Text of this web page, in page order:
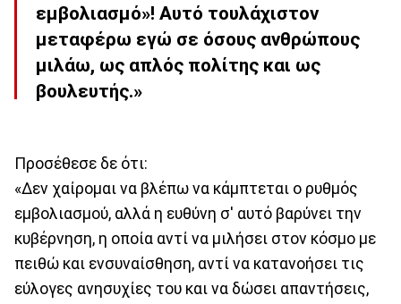
εμβολιασμό»! Αυτό τουλάχιστον
μεταφέρω εγώ σε όσους ανθρώπους
μιλάω, ως απλός πολίτης και ως
βουλευτής.»
Προσέθεσε δε ότι:
«Δεν χαίρομαι να βλέπω να κάμπτεται ο ρυθμός
εμβολιασμού, αλλά η ευθύνη σ' αυτό βαρύνει την
κυβέρνηση, η οποία αντί να μιλήσει στον κόσμο με
πειθώ και ενσυναίσθηση, αντί να κατανοήσει τις
εύλογες ανησυχίες του και να δώσει απαντήσεις,